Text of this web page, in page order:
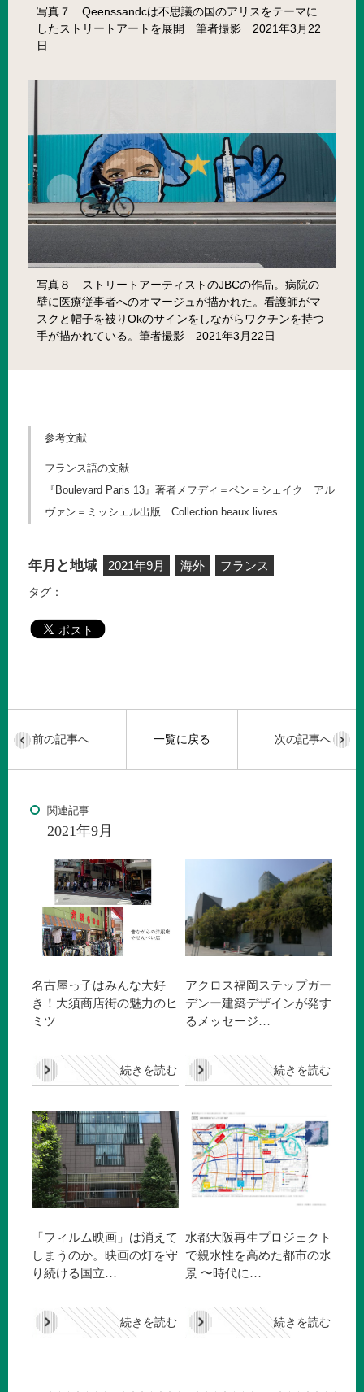
写真７ Qeenssandcは不思議の国のアリスをテーマに
したストリートアートを展開 筆者撮影 2021年3月22
日
写真８ ストリートアーティストのJBCの作品。病院の
壁に医療従事者へのオマージュが描かれた。看護師がマ
スクと帽子を被りOkのサインをしながらワクチンを持つ
手が描かれている。筆者撮影 2021年3月22日
参考文献
フランス語の文献
『Boulevard Paris 13』著者メフディ＝ベン＝シェイク アル
ヴァン＝ミッシェル出版 Collection beaux livres
年月と地域 2021年9月 海外 フランス
タグ：
一覧に戻る
前の記事へ 次の記事へ
関連記事
2021年9月
名古屋っ子はみんな大好
き！大須商店街の魅力のヒ
ミツ
続きを読む
アクロス福岡ステップガー
デンー建築デザインが発す
るメッセージ…
続きを読む
「フィルム映画」は消えて
しまうのか。映画の灯を守
り続ける国立…
続きを読む
水都大阪再生プロジェクト
で親水性を高めた都市の水
景 〜時代に…
続きを読む